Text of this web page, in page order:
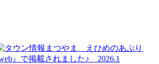
』で掲載されました♪ 2026.1